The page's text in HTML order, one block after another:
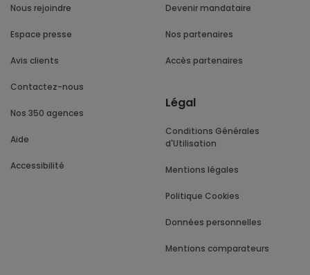
Nous rejoindre
Espace presse
Avis clients
Contactez-nous
Nos 350 agences
Aide
Accessibilité
Devenir mandataire
Nos partenaires
Accès partenaires
Légal
Conditions Générales
d'Utilisation
Mentions légales
Politique Cookies
Données personnelles
Mentions comparateurs